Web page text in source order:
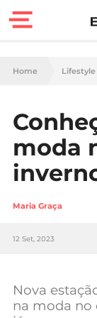
Casa
Home Lifestyle
moda
Maria Graça
12 Set, 2023
Nova
na moda no